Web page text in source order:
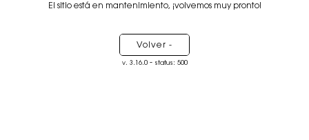
El sitio está en mantenimiento, ¡volvemos muy pronto!
Volver -
v. 3.16.0- status: 500